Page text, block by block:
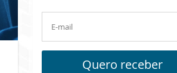
Quero receber